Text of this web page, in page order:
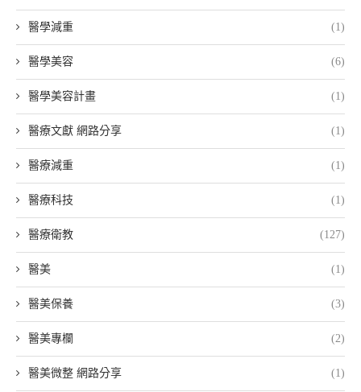
醫學減重 (1)
醫學美容 (6)
醫學美容計畫 (1)
醫療文獻 網路分享 (1)
醫療減重 (1)
醫療科技 (1)
醫療衛教 (127)
醫美 (1)
醫美保養 (3)
醫美專欄 (2)
醫美微整 網路分享 (1)